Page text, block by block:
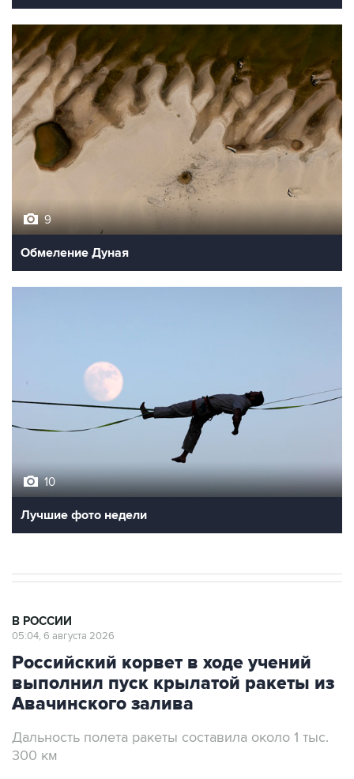
9
Обмеление Дуная
10
Лучшие фото недели
В РОССИИ
05:04, 6 августа 2026
Российский корвет в ходе учений
выполнил пуск крылатой ракеты из
Авачинского залива
Дальность полета ракеты составила около 1 тыс.
300 км